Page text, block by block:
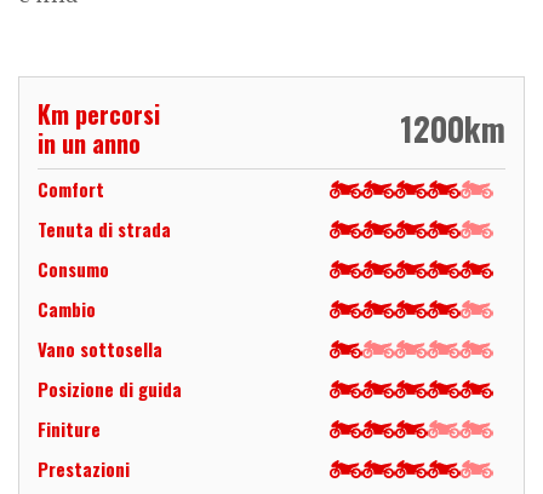
Km percorsi
in un anno
1200km
Comfort
Tenuta di strada
Consumo
Cambio
Vano sottosella
Posizione di guida
Finiture
Prestazioni